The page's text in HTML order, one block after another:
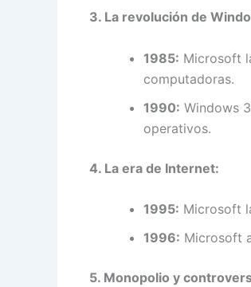
3. La revolución de
1985: Microsoft
computadoras.
1990: Windows
operativos.
4. La era de Internet:
1995: Microsoft
1996: Microsoft
5. Monopolio y